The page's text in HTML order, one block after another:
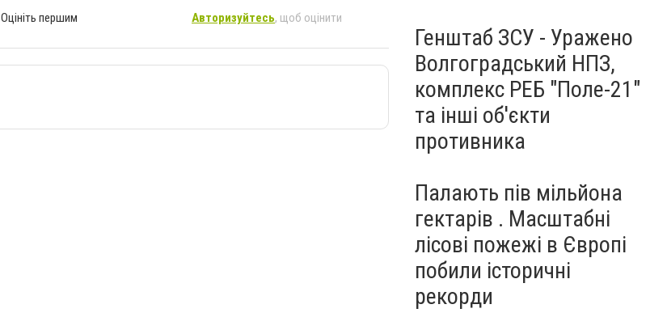
Оцініть першим Авторизуйтесь, щоб оцінити
Генштаб ЗСУ - Уражено
Волгоградський НПЗ,
комплекс РЕБ "Поле-21"
та інші об'єкти
противника
Палають пів мільйона
гектарів . Масштабні
лісові пожежі в Європі
побили історичні
рекорди